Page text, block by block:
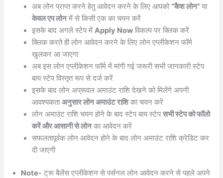
अब लोन प्राप्त करने हेतु आवेदन करने के लिए आपको “कैश लोन”या
केवल एप लोनमें से किसी एक का चयन करें
इसके बाद अगले स्टेप मेंApply Now विकल्प पर क्लिक करें
क्लिक करते ही लोन आवेदन करने के लिए लोन एप्लीकेशन फॉर्म
खुलकर आ जाएगा
अब इस लोन एप्लीकेशन फॉर्म में मांगी गई जरूरी सभी जानकारी स्टेप
बाय स्टेप विस्तृत रूप से दर्ज करें
इसके बाद लोन अप्रूवल अमाउंट राशि देखने को मिलेंगे अपनी
आवश्यकताअनुसार लोन अमाउंट राशिका चयन करें
लोन अमाउंट राशि चयन होने के बाद स्टेप बाय स्टेपसभी स्टेप को फॉलो
करें और आसानी से लोनका आवेदन करें
सफलतापूर्वक लोन आवेदन होने के बाद लोन अमाउंट राशि क्रेडिट कर
दी जाएगी
Note- ट्रू बैलेंस एप्लीकेशन से पर्सनल लोन आवेदन करने से पहले अपने